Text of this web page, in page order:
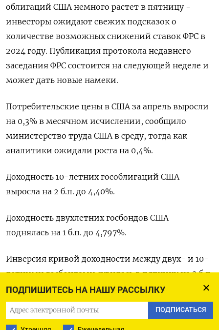
ПОДПИШИТЕСЬ НА НАШУ РАССЫЛКУ
ПОДПИСАТЬСЯ
облигаций США немного растет в пятницу -
инвесторы ожидают свежих подсказок о
количестве возможных снижений ставок ФРС в
2024 году. Публикация протокола недавнего
заседания ФРС состоится на следующей неделе и
может дать новые намеки.
Потребительские цены в США за апрель выросли
на 0,3% в месячном исчислении, сообщило
министерство труда США в среду, тогда как
аналитики ожидали роста на 0,4%.
Доходность 10-летних гособлигаций США
выросла на 2 б.п. до 4,40%.
Доходность двухлетних госбондов США
поднялась на 1 б.п. до 4,797%.
Инверсия кривой доходности между двух- и 10-
летними госбондами сузилась в пятницу на 2 б.п.
до минус 40 б.п.
Оригинал сообщения на английском языке